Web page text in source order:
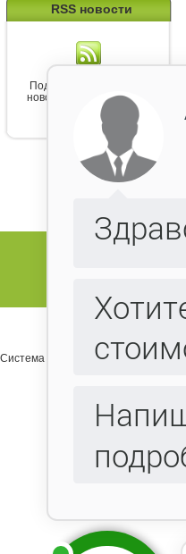
RSS новости
Подпишитесь на канал
новостей от Belorawood
Система управления сайтом Host